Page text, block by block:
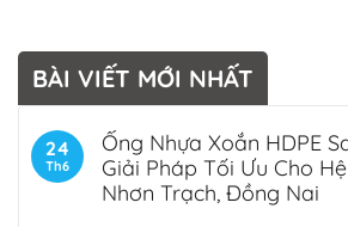
BÀI VIẾT MỚI NHẤT
24
Th6
Ống Nhựa Xoắn HDPE
Giải Pháp Tối Ưu Cho
Nhơn Trạch, Đồng Nai